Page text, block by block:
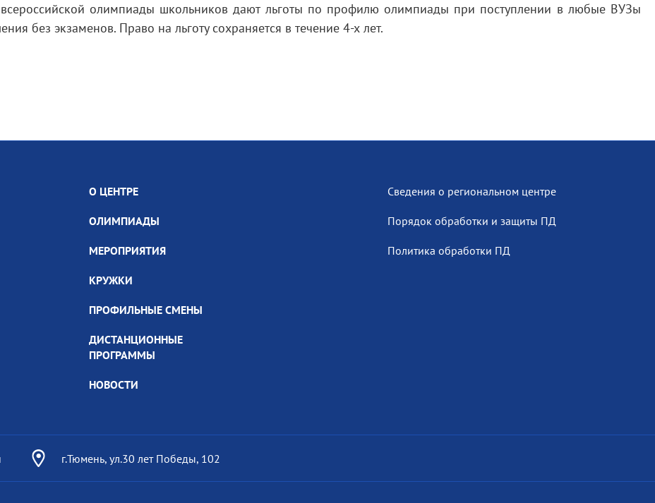
всероссийской олимпиады школьников дают льготы по профилю олимпиады при поступлении в любые ВУЗы
без экзаменов. Право на льготу сохраняется в течение 4-х лет.
О ЦЕНТРЕ
ОЛИМПИАДЫ
МЕРОПРИЯТИЯ
КРУЖКИ
ПРОФИЛЬНЫЕ СМЕНЫ
ДИСТАНЦИОННЫЕ
ПРОГРАММЫ
НОВОСТИ
Сведения о региональном центре
Порядок обработки и защиты ПД
Политика обработки ПД
г.Тюмень, ул.30 лет Победы, 102